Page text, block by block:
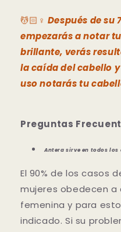
💆🏻♀️ Después de
empezarás a notar
brillante, verás
la caída del cabello
uso notarás tu
Preguntas
Antera sirve en todos los
El 90% de los casos
mujeres obedecen
femenina y para
indicado. Si su